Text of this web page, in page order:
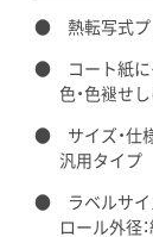
熱転写式プ
コート紙
色・色褪せ
サイズ・
汎用タイプ
ラベルサ
ロール外径